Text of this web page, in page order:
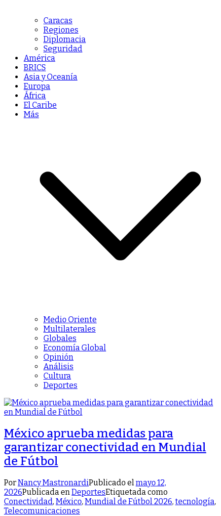
Caracas
Regiones
Diplomacia
Seguridad
América
BRICS
Asia y Oceanía
Europa
África
El Caribe
Más
Medio Oriente
Multilaterales
Globales
Economía Global
Opinión
Análisis
Cultura
Deportes
México aprueba medidas para
garantizar conectividad en Mundial
de Fútbol
PorNancy MastronardiPublicado elmayo 12,
2026Publicada enDeportesEtiquetada como
Conectividad, México, Mundial de Fútbol 2026, tecnología,
Telecomunicaciones